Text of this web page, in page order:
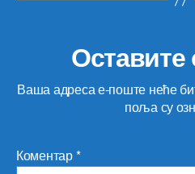
Оставите
Ваша адреса е-поште неће
поља су
Коментар*